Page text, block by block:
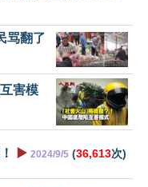
骂翻了
害模
▶️ 2024/9/5 (36,613次)